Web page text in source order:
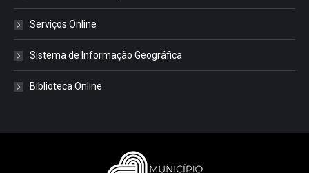
Serviços Online
Sistema de Informação Geográfica
Biblioteca Online